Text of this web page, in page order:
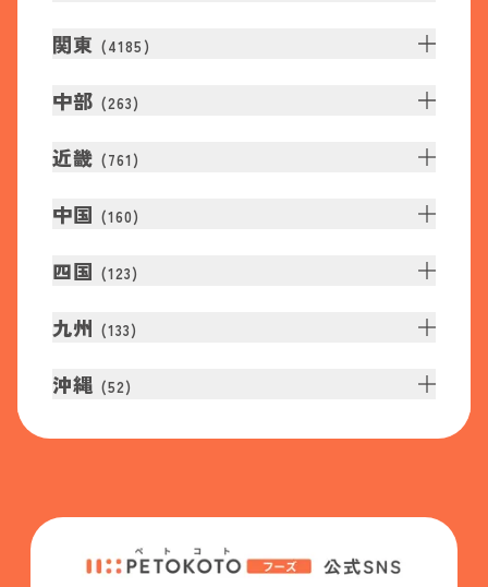
関東 (4185 )
中部 (263)
近畿 (761 )
中国 (160)
四国 (123)
九州 (133)
沖縄 (52)